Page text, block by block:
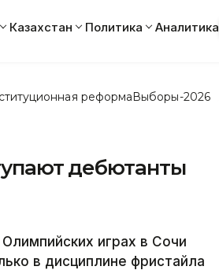
Казахстан Политика Аналитика
реформаВыборы-2026
дебютанты
играх в Сочи
в дисциплине фристайла